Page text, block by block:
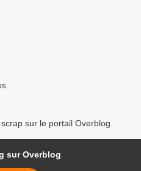
sur le portail Overblog
sur Overblog